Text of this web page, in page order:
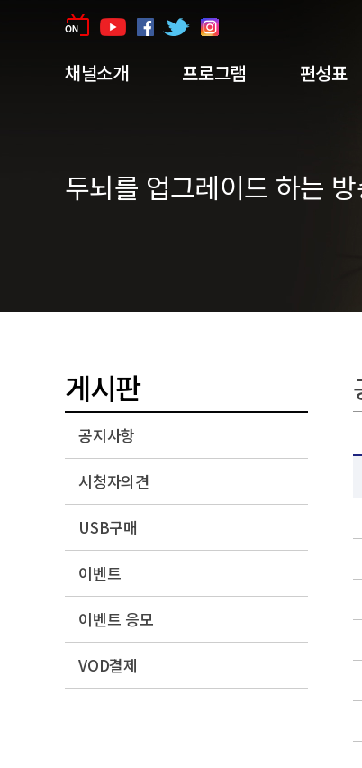
채널소개 프로그램 편성표
두뇌를 업그레이드 하는
게시판
공지사항
시청자의견
USB구매
이벤트
이벤트 응모
VOD결제